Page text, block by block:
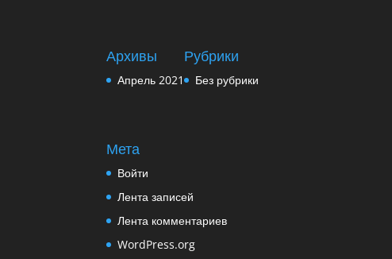
Архивы
Апрель 2021
Рубрики
Без рубрики
Мета
Войти
Лента записей
Лента комментариев
WordPress.org